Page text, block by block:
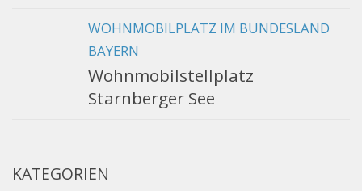
WOHNMOBILPLATZ IM BUNDESLAND
BAYERN
Wohnmobilstellplatz
Starnberger See
KATEGORIEN